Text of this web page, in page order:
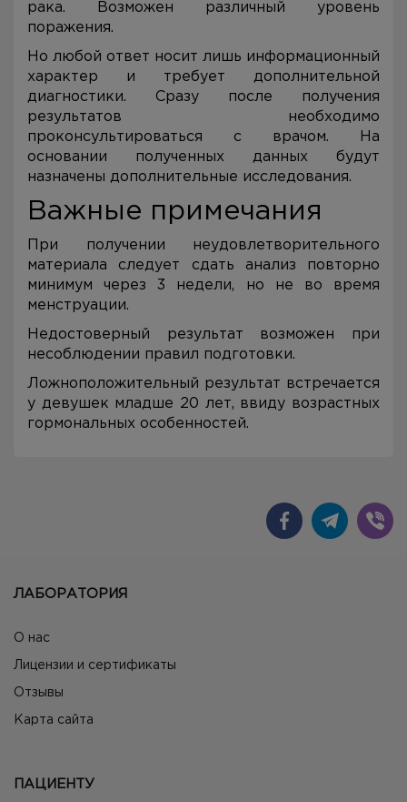
рака. Возможен различный уровень
поражения.
Но любой ответ носит лишь информационный
характер и требует дополнительной
диагностики. Сразу после получения
результатов необходимо
проконсультироваться с врачом. На
основании полученных данных будут
назначены дополнительные исследования.
Важные примечания
При получении неудовлетворительного
материала следует сдать анализ повторно
минимум через 3 недели, но не во время
менструации.
Недостоверный результат возможен при
несоблюдении правил подготовки.
Ложноположительный результат встречается
у девушек младше 20 лет, ввиду возрастных
гормональных особенностей.
ЛАБОРАТОРИЯ
О нас
Лицензии и сертификаты
Отзывы
Карта сайта
ПАЦИЕНТУ